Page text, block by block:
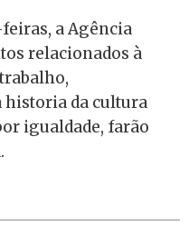
a Agência
relacionados à
historia da cultura
igualdade, farão